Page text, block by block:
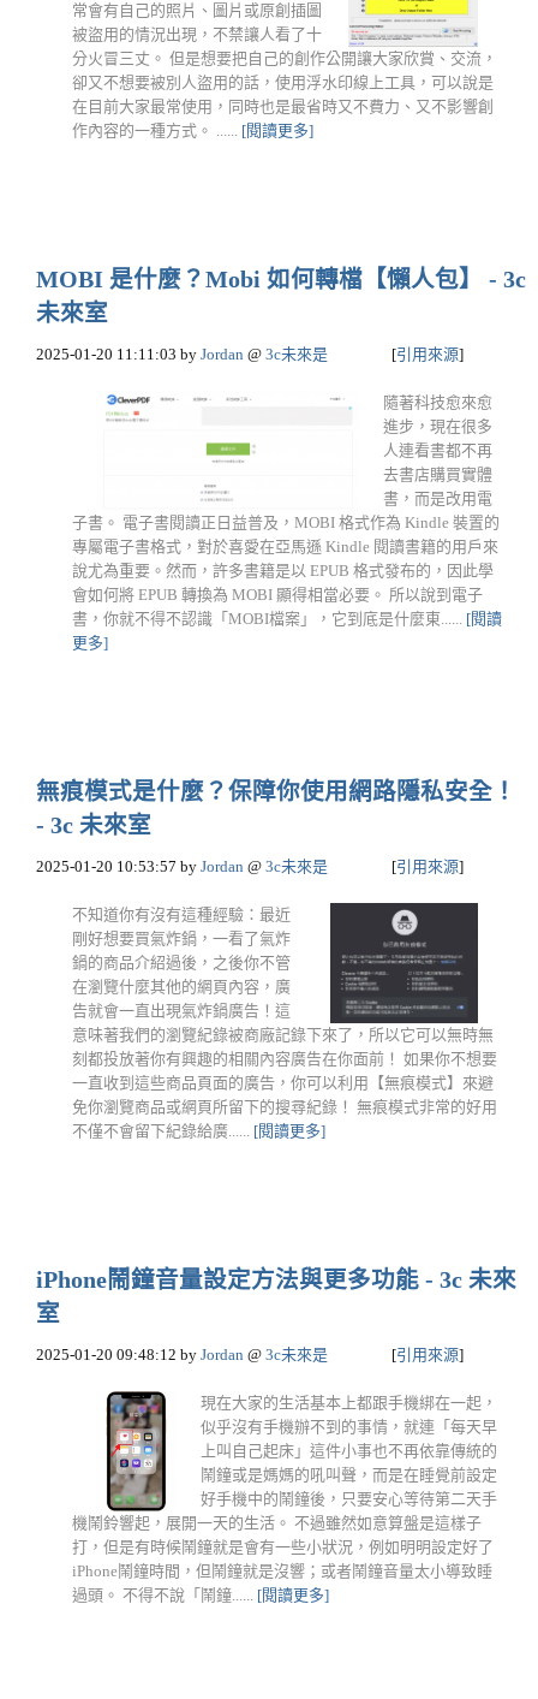
常會有自己的照片、圖片或原創插圖
被盜用的情況出現，不禁讓人看了十
分火冒三丈。 但是想要把自己的創作公開讓大家欣賞、交流，
卻又不想要被別人盜用的話，使用浮水印線上工具，可以說是
在目前大家最常使用，同時也是最省時又不費力、又不影響創
作內容的一種方式。 ...... [閱讀更多]
MOBI 是什麼？Mobi 如何轉檔【懶人包】 - 3c
未來室
2025-01-20 11:11:03 by Jordan @ 3c未來是 [引用來源]
隨著科技愈來愈
進步，現在很多
人連看書都不再
去書店購買實體
書，而是改用電
子書。 電子書閱讀正日益普及，MOBI 格式作為 Kindle 裝置的
專屬電子書格式，對於喜愛在亞馬遜 Kindle 閱讀書籍的用戶來
說尤為重要。然而，許多書籍是以 EPUB 格式發布的，因此學
會如何將 EPUB 轉換為 MOBI 顯得相當必要。 所以說到電子
書，你就不得不認識「MOBI檔案」，它到底是什麼東...... [閱讀
更多]
無痕模式是什麼？保障你使用網路隱私安全！
- 3c 未來室
2025-01-20 10:53:57 by Jordan @ 3c未來是 [引用來源]
不知道你有沒有這種經驗：最近
剛好想要買氣炸鍋，一看了氣炸
鍋的商品介紹過後，之後你不管
在瀏覽什麼其他的網頁內容，廣
告就會一直出現氣炸鍋廣告！這
意味著我們的瀏覽紀錄被商廠記錄下來了，所以它可以無時無
刻都投放著你有興趣的相關內容廣告在你面前！ 如果你不想要
一直收到這些商品頁面的廣告，你可以利用【無痕模式】來避
免你瀏覽商品或網頁所留下的搜尋紀錄！ 無痕模式非常的好用
不僅不會留下紀錄給廣...... [閱讀更多]
iPhone鬧鐘音量設定方法與更多功能 - 3c 未來
室
2025-01-20 09:48:12 by Jordan @ 3c未來是 [引用來源]
現在大家的生活基本上都跟手機綁在一起，
似乎沒有手機辦不到的事情，就連「每天早
上叫自己起床」這件小事也不再依靠傳統的
鬧鐘或是媽媽的吼叫聲，而是在睡覺前設定
好手機中的鬧鐘後，只要安心等待第二天手
機鬧鈴響起，展開一天的生活。 不過雖然如意算盤是這樣子
打，但是有時候鬧鐘就是會有一些小狀況，例如明明設定好了
iPhone鬧鐘時間，但鬧鐘就是沒響；或者鬧鐘音量太小導致睡
過頭。 不得不說「鬧鐘...... [閱讀更多]